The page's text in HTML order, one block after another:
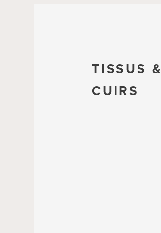
TISSUS &
CUIRS